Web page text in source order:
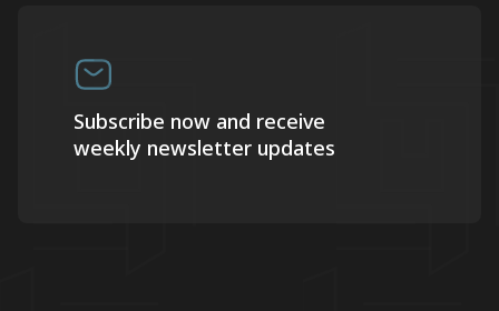
Subscribe now and receive
weekly newsletter updates